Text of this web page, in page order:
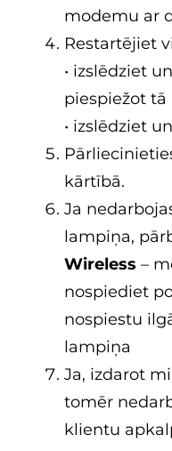
modemu ar
Restartējiet
• izslēdziet
piespiežot
• izslēdziet
kārtībā.
Ja
lampiņa,
Wireless –
nospiediet
nospiestu
lampiņa
Ja, izdarot
tomēr
klientu